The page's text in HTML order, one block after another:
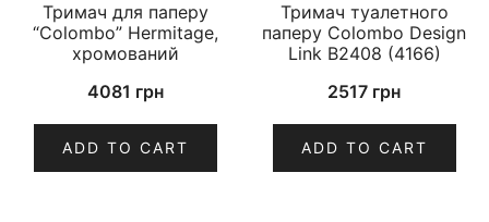
Тримач для паперу
“Colombo” Hermitage,
хромований
4081 грн
ADD TO CART
Тримач туалетного
паперу Colombo Design
Link B2408 (4166)
2517 грн
ADD TO CART